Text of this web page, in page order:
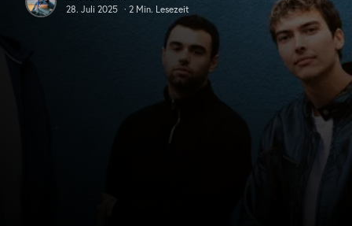
28. Juli 2025 · 2 Min. Lesezeit